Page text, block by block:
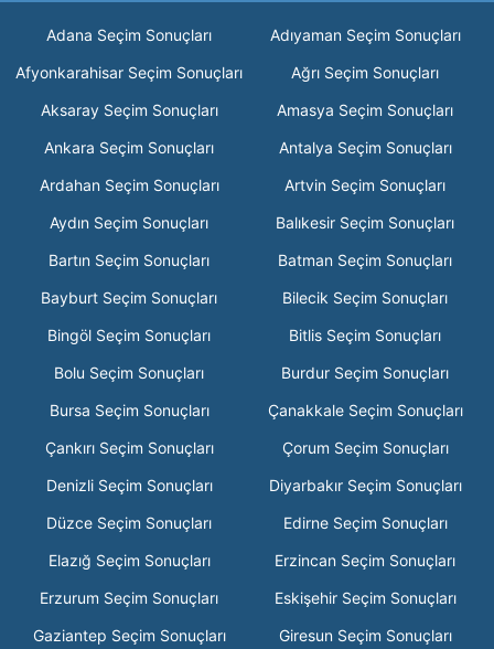
Adana Seçim Sonuçları
Adıyaman Seçim Sonuçları
Afyonkarahisar Seçim Sonuçları
Ağrı Seçim Sonuçları
Aksaray Seçim Sonuçları
Amasya Seçim Sonuçları
Ankara Seçim Sonuçları
Antalya Seçim Sonuçları
Ardahan Seçim Sonuçları
Artvin Seçim Sonuçları
Aydın Seçim Sonuçları
Balıkesir Seçim Sonuçları
Bartın Seçim Sonuçları
Batman Seçim Sonuçları
Bayburt Seçim Sonuçları
Bilecik Seçim Sonuçları
Bingöl Seçim Sonuçları
Bitlis Seçim Sonuçları
Bolu Seçim Sonuçları
Burdur Seçim Sonuçları
Bursa Seçim Sonuçları
Çanakkale Seçim Sonuçları
Çankırı Seçim Sonuçları
Çorum Seçim Sonuçları
Denizli Seçim Sonuçları
Diyarbakır Seçim Sonuçları
Düzce Seçim Sonuçları
Edirne Seçim Sonuçları
Elazığ Seçim Sonuçları
Erzincan Seçim Sonuçları
Erzurum Seçim Sonuçları
Eskişehir Seçim Sonuçları
Gaziantep Seçim Sonuçları
Giresun Seçim Sonuçları